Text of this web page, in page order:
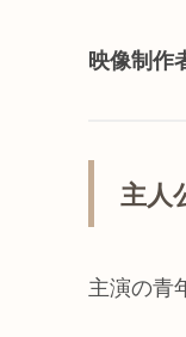
映像制作
主人
主演の青